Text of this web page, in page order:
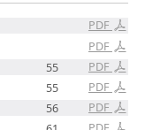
PDF
PDF
PDF
55
PDF
55
PDF
56